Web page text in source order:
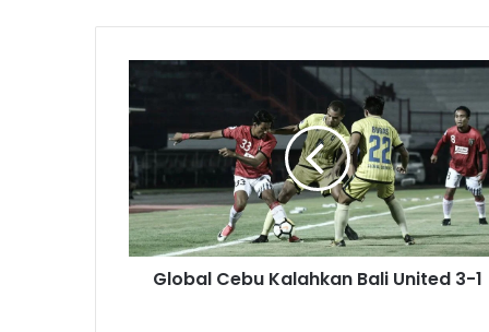
o
a
l
C
e
b
Global Cebu Kalahkan Bali United 3-1